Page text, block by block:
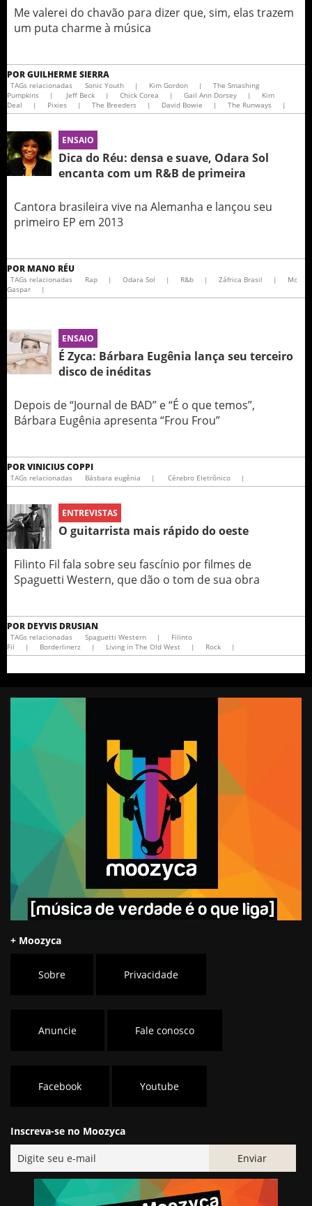
Me valerei do chavão para dizer que, sim, elas trazem
um puta charme à música
PORGUILHERME SIERRA
TAGs relacionadas Sonic Youth | Kim Gordon |
The Smashing
Pumpkins
| Jeff Beck | Chick Corea | Gail Ann Dorsey |
Kim
Deal
| Pixies | The Breeders | David Bowie | The Runways |
ENSAIO
Dica do Réu: densa e suave, Odara Sol
encanta com um R&B de primeira
Cantora brasileira vive na Alemanha e lançou seu
primeiro EP em 2013
POR MANO RÉU
TAGs relacionadas Rap | Odara Sol | R&b | Záfrica Brasil |
Mc
Gaspar
|
ENSAIO
É Zyca: Bárbara Eugênia lança seu terceiro
disco de inéditas
Depois de “Journal de BAD” e “É o que temos”,
Bárbara Eugênia apresenta “Frou Frou”
PORVINICIUS COPPI
TAGs relacionadas Básbara eugênia | Cérebro Eletrônico |
ENTREVISTAS
O guitarrista mais rápido do oeste
Filinto Fil fala sobre seu fascínio por filmes de
Spaguetti Western, que dão o tom de sua obra
POR DEYVIS DRUSIAN
TAGs relacionadas Spaguetti Western |
Filinto
Fil
| Borderlinerz | Living in The Old West | Rock |
+ Moozyca
Sobre Privacidade
Anuncie Fale conosco
Facebook Youtube
Inscreva-se no Moozyca